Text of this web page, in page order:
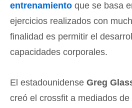
entrenamiento que se basa
ejercicios realizados con
finalidad es permitir el
capacidades corporales.
El estadounidense Greg
creó el crossfit a mediados